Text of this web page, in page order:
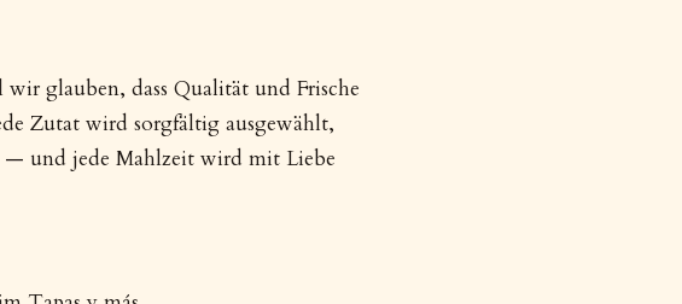
glauben, dass Qualität und Frische
Zutat wird sorgfältig ausgewählt,
— und jede Mahlzeit wird mit Liebe